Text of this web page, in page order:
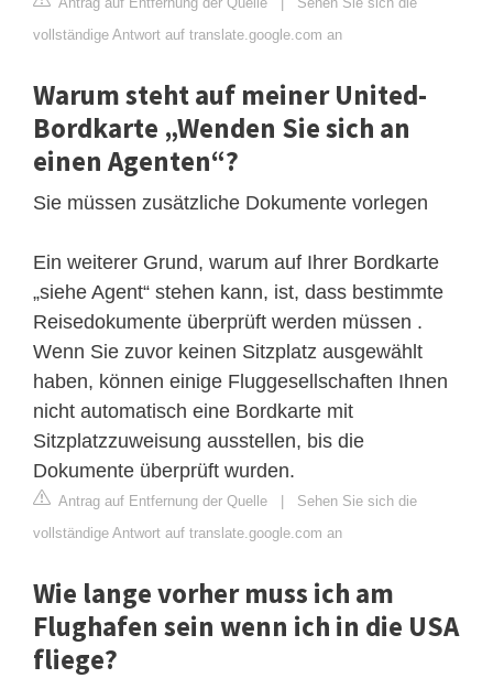
vollständige Antwort auf translate.google.com an
Warum steht auf meiner United-
Bordkarte „Wenden Sie sich an
einen Agenten“?
Sie müssen zusätzliche Dokumente vorlegen
Ein weiterer Grund, warum auf Ihrer Bordkarte
„siehe Agent“ stehen kann, ist, dass bestimmte
Reisedokumente überprüft werden müssen .
Wenn Sie zuvor keinen Sitzplatz ausgewählt
haben, können einige Fluggesellschaften Ihnen
nicht automatisch eine Bordkarte mit
Sitzplatzzuweisung ausstellen, bis die
Dokumente überprüft wurden.
Antrag auf Entfernung der Quelle | Sehen Sie sich die
vollständige Antwort auf translate.google.com an
Wie lange vorher muss ich am
Flughafen sein wenn ich in die USA
fliege?